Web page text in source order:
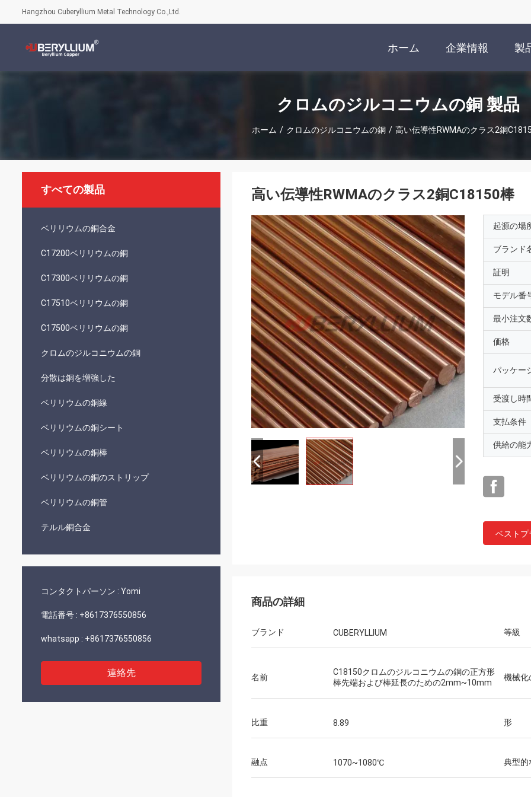
Hangzhou Cuberyllium Metal Technology Co.,Ltd.
ホーム 企業情報 製
クロムのジルコニウムの銅 製品
ホーム / クロムのジルコニウムの銅 / 高い伝導性RWMAのクラス2銅
すべての製品
ベリリウムの銅合金
C17200ベリリウムの銅
C17300ベリリウムの銅
C17510ベリリウムの銅
C17500ベリリウムの銅
クロムのジルコニウムの銅
分散は銅を増強した
ベリリウムの銅線
ベリリウムの銅シート
ベリリウムの銅棒
ベリリウムの銅のストリップ
ベリリウムの銅管
テルル銅合金
コンタクトパーソン : Yomi
電話番号 : +8617376550856
whatsapp : +8617376550856
連絡先
高い伝導性RWMAのクラス2銅C18150棒
起源の場
ブランド
証明
モデル番
最小注文
価格
パッケー
受渡し時
支払条件
供給の能
ベストプ
商品の詳細
ブランド CUBERYLLIUM 等級
名前
C18150クロムのジルコニウムの銅の正方形
棒先端および棒延長のための2mm~10mm
機械化
比重 8.89 形
融点 1070~1080℃ 典型的